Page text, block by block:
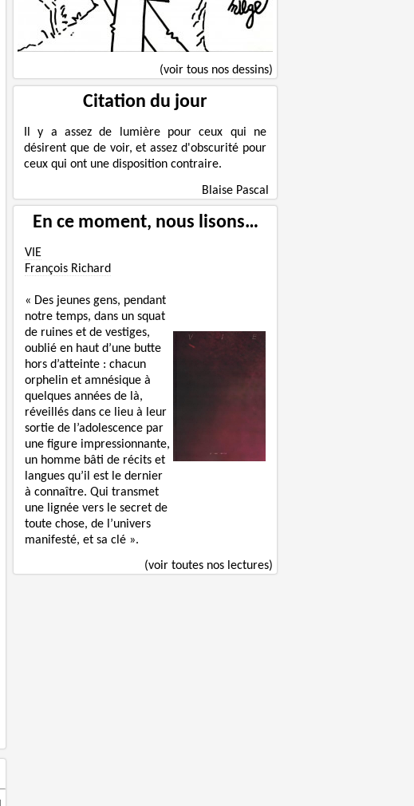
(voir tous nos dessins)
Citation du jour
Il y a assez de lumière pour ceux qui ne
désirent que de voir, et assez d'obscurité pour
ceux qui ont une disposition contraire.
Blaise Pascal
En ce moment, nous lisons…
VIE
François Richard
« Des jeunes gens, pendant
notre temps, dans un squat
de ruines et de vestiges,
oublié en haut d’une butte
hors d’atteinte : chacun
orphelin et amnésique à
quelques années de là,
réveillés dans ce lieu à leur
sortie de l’adolescence par
une figure impressionnante,
un homme bâti de récits et
langues qu’il est le dernier
à connaître. Qui transmet
une lignée vers le secret de
toute chose, de l’univers
manifesté, et sa clé ».
(voir toutes nos lectures)